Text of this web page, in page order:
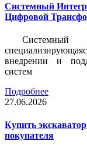
Системный
Цифровой
Системный
внедрении и
систем
Подробнее
27.06.2026
Купить
покупателя